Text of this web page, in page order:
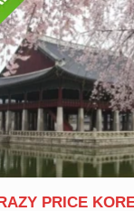
PRICE